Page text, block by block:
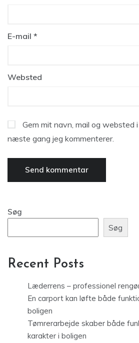
E-mail *
Websted
Gem mit navn, mail og websted
næste gang jeg kommenterer.
Søg
Søg
Recent Posts
Læderrens – professionel
En carport kan løfte både
boligen
Tømrerarbejde skaber både
karakter i boligen